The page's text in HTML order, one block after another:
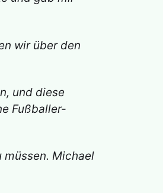
wir über den
und diese
Fußballer-
müssen. Michael